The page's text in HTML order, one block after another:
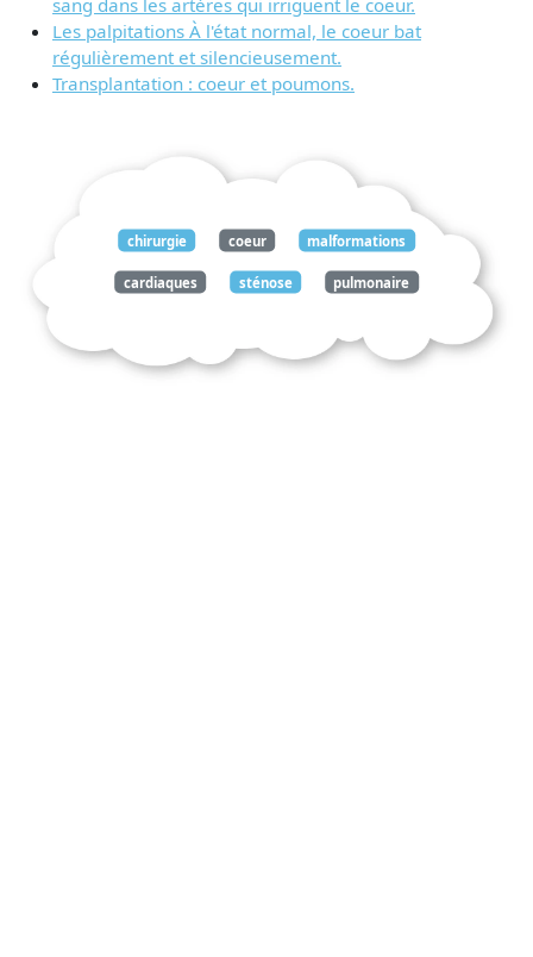
Les palpitations À l'état normal, le coeur bat
régulièrement et silencieusement.
Transplantation : coeur et poumons.
chirurgie coeur malformations
cardiaques sténose pulmonaire
valvule permettre passage